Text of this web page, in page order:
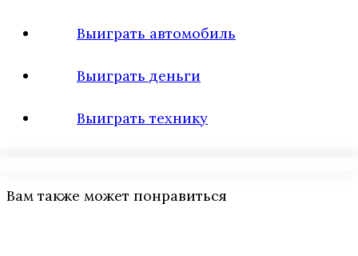
Выиграть автомобиль
Выиграть деньги
Выиграть технику
Вам также может понравиться